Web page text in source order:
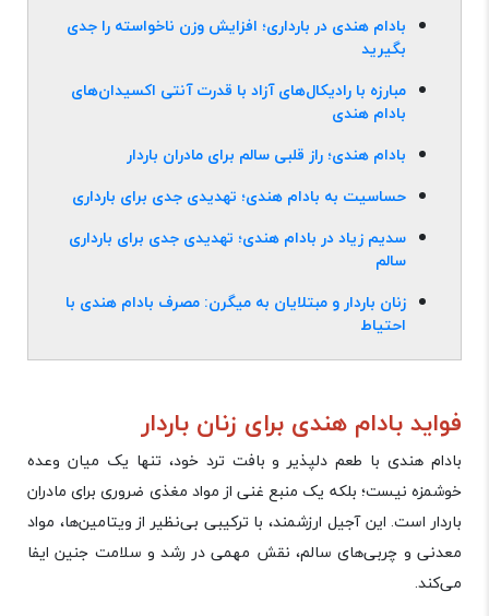
بادام هندی در بارداری؛ افزایش وزن ناخواسته را جدی
بگیرید
مبارزه با رادیکال‌های آزاد با قدرت آنتی ‌اکسیدان‌های
بادام هندی
بادام هندی؛ راز قلبی سالم برای مادران باردار
حساسیت به بادام هندی؛ تهدیدی جدی برای بارداری
سدیم زیاد در بادام هندی؛ تهدیدی جدی برای بارداری
سالم
زنان باردار و مبتلایان به میگرن: مصرف بادام هندی با
احتیاط
فواید بادام هندی برای زنان باردار
بادام هندی با طعم دلپذیر و بافت ترد خود، تنها یک میان ‌وعده
خوشمزه نیست؛ بلکه یک منبع غنی از مواد مغذی ضروری برای مادران
باردار است. این آجیل ارزشمند، با ترکیبی بی‌نظیر از ویتامین‌ها، مواد
معدنی و چربی‌های سالم، نقش مهمی در رشد و سلامت جنین ایفا
می‌کند.